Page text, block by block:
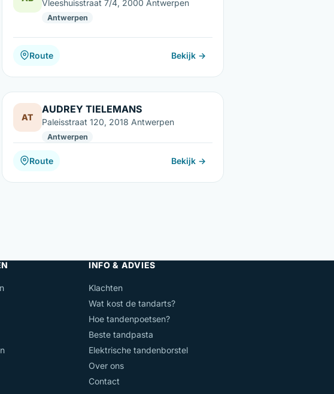
Vleeshuisstraat 7/4, 2000 Antwerpen
Antwerpen
Route Bekijk →
AT
AUDREY TIELEMANS
Paleisstraat 120, 2018 Antwerpen
Antwerpen
Route Bekijk →
INFO & ADVIES
Klachten
Wat kost de tandarts?
Hoe tandenpoetsen?
Beste tandpasta
Elektrische tandenborstel
Over ons
Contact